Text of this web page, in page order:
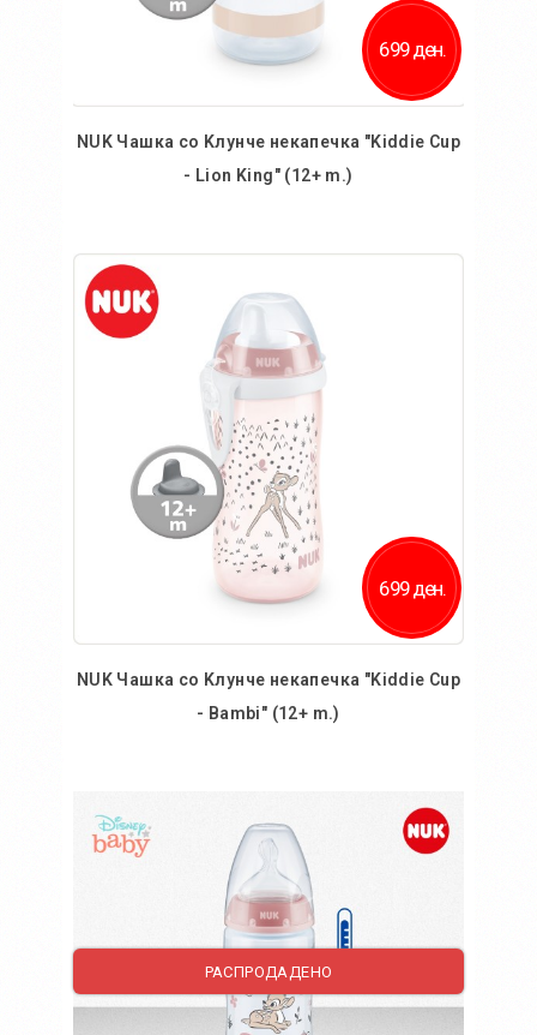
699 ден.
NUK Чашка со Kлунче некапечка "Kiddie Cup
- Lion King" (12+ m.)
Во кошничка
699 ден.
NUK Чашка со Kлунче некапечка "Kiddie Cup
- Bambi" (12+ m.)
РАСПРОДАДЕНО